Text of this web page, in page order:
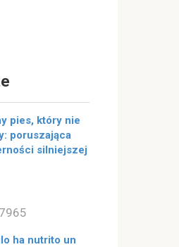
pies, który nie
poruszająca
silniejszej
7965
ha nutrito un